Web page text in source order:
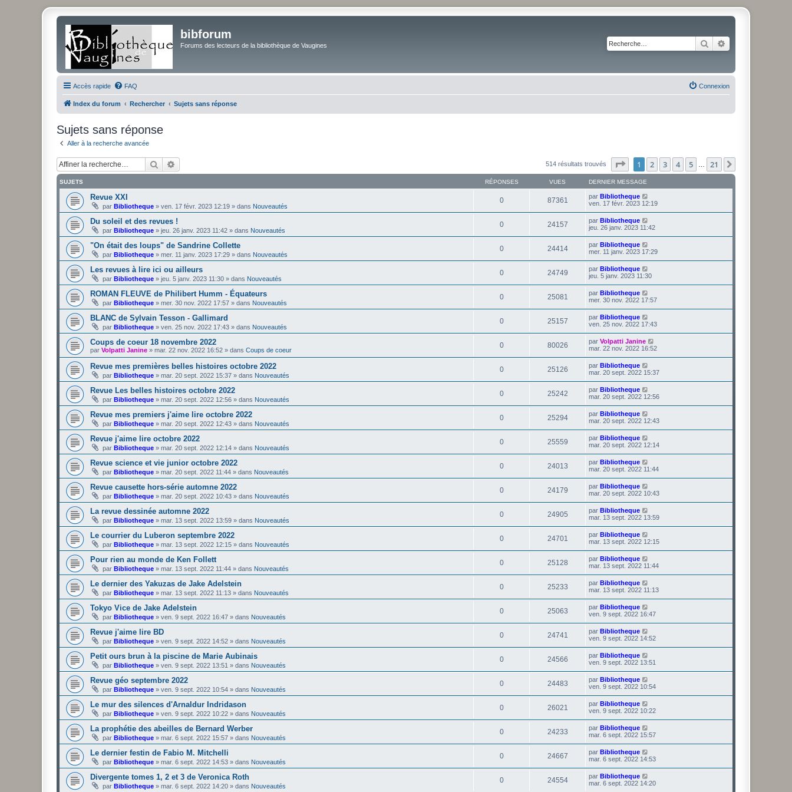
bibforum
Forums des lecteurs de la bibliothèque de Vaugines Rechercher
Accès rapide FAQ Connexion
Index du forum Rechercher Sujets sans réponse
Sujets sans réponse
Aller à la recherche avancée
Rechercher 514 résultats trouvés Page sur21
1 2 3 4 5 21
SUJETS RÉPONSES VUES DERNIER MESSAGE
Revue XXI
par Bibliotheque » ven. 17 févr. 2023 12:19 » dans Nouveautés
0 87361 par Bibliotheque
ven. 17 févr. 2023 12:19
Du soleil et des revues !
par Bibliotheque » jeu. 26 janv. 2023 11:42 » dans Nouveautés
0 24157 par Bibliotheque
jeu. 26 janv. 2023 11:42
"On était des loups" de Sandrine Collette
par Bibliotheque » mer. 11 janv. 2023 17:29 » dans Nouveautés
0 24414 par Bibliotheque
mer. 11 janv. 2023 17:29
Les revues à lire ici ou ailleurs
par Bibliotheque » jeu. 5 janv. 2023 11:30 » dans Nouveautés
0 24749 par Bibliotheque
jeu. 5 janv. 2023 11:30
ROMAN FLEUVE de Philibert Humm - Équateurs
par Bibliotheque » mer. 30 nov. 2022 17:57 » dans Nouveautés
0 25081 par Bibliotheque
mer. 30 nov. 2022 17:57
BLANC de Sylvain Tesson - Gallimard
par Bibliotheque » ven. 25 nov. 2022 17:43 » dans Nouveautés
0 25157 par Bibliotheque
ven. 25 nov. 2022 17:43
Coups de coeur 18 novembre 2022
par Volpatti Janine » mar. 22 nov. 2022 16:52 » dans Coups de coeur
0 80026 par Volpatti Janine
mar. 22 nov. 2022 16:52
Revue mes premières belles histoires octobre 2022
par Bibliotheque » mar. 20 sept. 2022 15:37 » dans Nouveautés
0 25126 par Bibliotheque
mar. 20 sept. 2022 15:37
Revue Les belles histoires octobre 2022
par Bibliotheque » mar. 20 sept. 2022 12:56 » dans Nouveautés
0 25242 par Bibliotheque
mar. 20 sept. 2022 12:56
Revue mes premiers j'aime lire octobre 2022
par Bibliotheque » mar. 20 sept. 2022 12:43 » dans Nouveautés
0 25294 par Bibliotheque
mar. 20 sept. 2022 12:43
Revue j'aime lire octobre 2022
par Bibliotheque » mar. 20 sept. 2022 12:14 » dans Nouveautés
0 25559 par Bibliotheque
mar. 20 sept. 2022 12:14
Revue science et vie junior octobre 2022
par Bibliotheque » mar. 20 sept. 2022 11:44 » dans Nouveautés
0 24013 par Bibliotheque
mar. 20 sept. 2022 11:44
Revue causette hors-série automne 2022
par Bibliotheque » mar. 20 sept. 2022 10:43 » dans Nouveautés
0 24179 par Bibliotheque
mar. 20 sept. 2022 10:43
La revue dessinée automne 2022
par Bibliotheque » mar. 13 sept. 2022 13:59 » dans Nouveautés
0 24905 par Bibliotheque
mar. 13 sept. 2022 13:59
Le courrier du Luberon septembre 2022
par Bibliotheque » mar. 13 sept. 2022 12:15 » dans Nouveautés
0 24701 par Bibliotheque
mar. 13 sept. 2022 12:15
Pour rien au monde de Ken Follett
par Bibliotheque » mar. 13 sept. 2022 11:44 » dans Nouveautés
0 25128 par Bibliotheque
mar. 13 sept. 2022 11:44
Le dernier des Yakuzas de Jake Adelstein
par Bibliotheque » mar. 13 sept. 2022 11:13 » dans Nouveautés
0 25233 par Bibliotheque
mar. 13 sept. 2022 11:13
Tokyo Vice de Jake Adelstein
par Bibliotheque » ven. 9 sept. 2022 16:47 » dans Nouveautés
0 25063 par Bibliotheque
ven. 9 sept. 2022 16:47
Revue j'aime lire BD
par Bibliotheque » ven. 9 sept. 2022 14:52 » dans Nouveautés
0 24741 par Bibliotheque
ven. 9 sept. 2022 14:52
Petit ours brun à la piscine de Marie Aubinais
par Bibliotheque » ven. 9 sept. 2022 13:51 » dans Nouveautés
0 24566 par Bibliotheque
ven. 9 sept. 2022 13:51
Revue géo septembre 2022
par Bibliotheque » ven. 9 sept. 2022 10:54 » dans Nouveautés
0 24483 par Bibliotheque
ven. 9 sept. 2022 10:54
Le mur des silences d'Arnaldur Indridason
par Bibliotheque » ven. 9 sept. 2022 10:22 » dans Nouveautés
0 26021 par Bibliotheque
ven. 9 sept. 2022 10:22
La prophétie des abeilles de Bernard Werber
par Bibliotheque » mar. 6 sept. 2022 15:57 » dans Nouveautés
0 24233 par Bibliotheque
mar. 6 sept. 2022 15:57
Le dernier festin de Fabio M. Mitchelli
par Bibliotheque » mar. 6 sept. 2022 14:53 » dans Nouveautés
0 24667 par Bibliotheque
mar. 6 sept. 2022 14:53
Divergente tomes 1, 2 et 3 de Veronica Roth
par Bibliotheque » mar. 6 sept. 2022 14:20 » dans Nouveautés
0 24554 par Bibliotheque
mar. 6 sept. 2022 14:20